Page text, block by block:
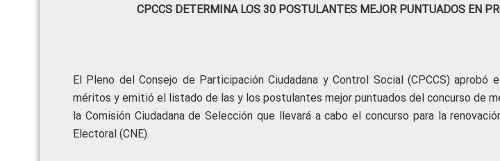
CPCCS DETERMINA LOS 30 POSTULANTES MEJOR PUNTUADOS EN
El Pleno del Consejo de Participación Ciudadana y Control Social (CPCCS) aprobó
méritos y emitió el listado de las y los postulantes mejor puntuados del concurso de
la Comisión Ciudadana de Selección que llevará a cabo el concurso para la
Electoral (CNE).